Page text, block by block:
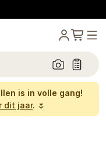
is in volle gang!
dit jaar. 🌷